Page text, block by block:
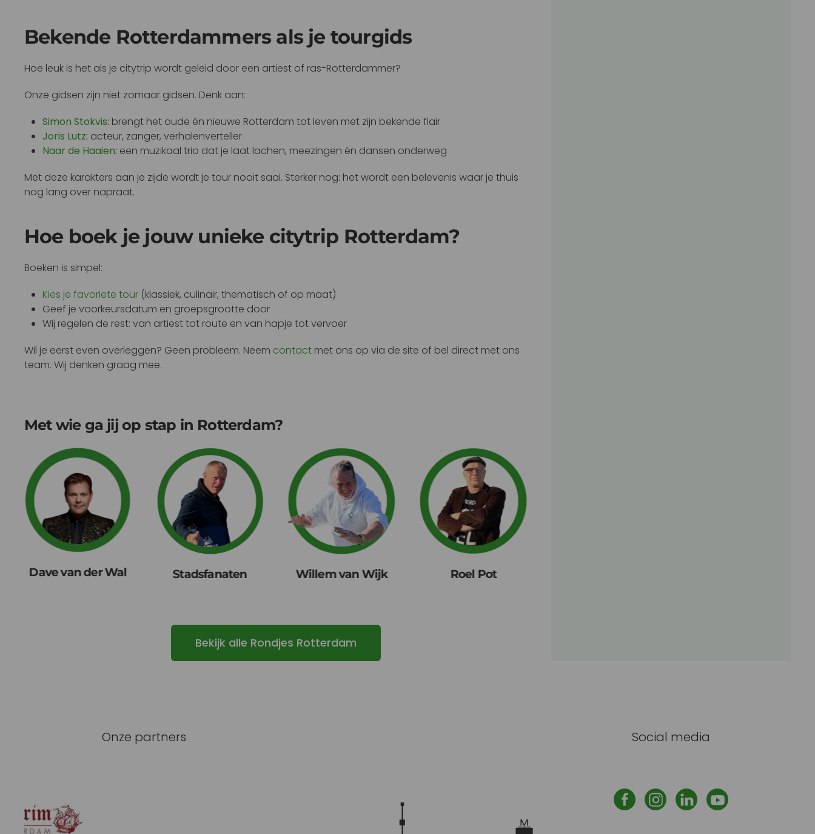
Bekende Rotterdammers als je tourgids
Hoe leuk is het als je citytrip wordt geleid door een artiest of ras-Rotterdammer?
Onze gidsen zijn niet zomaar gidsen. Denk aan:
Simon Stokvis: brengt het oude én nieuwe Rotterdam tot leven met zijn bekende flair
Joris Lutz: acteur, zanger, verhalenverteller
Naar de Haaien: een muzikaal trio dat je laat lachen, meezingen én dansen onderweg
Met deze karakters aan je zijde wordt je tour nooit saai. Sterker nog: het wordt een belevenis waar je thuis
nog lang over napraat.
Hoe boek je jouw unieke citytrip Rotterdam?
Boeken is simpel:
Kies je favoriete tour (klassiek, culinair, thematisch of op maat)
Geef je voorkeursdatum en groepsgrootte door
Wij regelen de rest: van artiest tot route en van hapje tot vervoer
Wil je eerst even overleggen? Geen probleem. Neem contact met ons op via de site of bel direct met ons
team. Wij denken graag mee.
Met wie ga jij op stap in Rotterdam?
Dave van der Wal Stadsfanaten Willem van Wijk Roel Pot
Bekijk alle Rondjes Rotterdam
Onze partners Social media